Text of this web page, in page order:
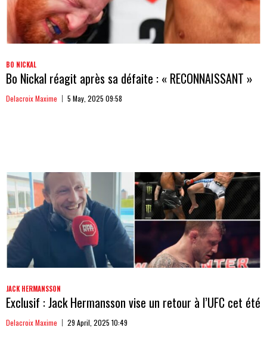
BO NICKAL
Bo Nickal réagit après sa défaite : « RECONNAISSANT »
Delacroix Maxime 5 May, 2025 09:58
JACK HERMANSSON
Exclusif : Jack Hermansson vise un retour à l’UFC cet été
Delacroix Maxime 29 April, 2025 10:49